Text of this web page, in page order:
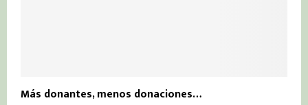
Más donantes, menos donaciones…